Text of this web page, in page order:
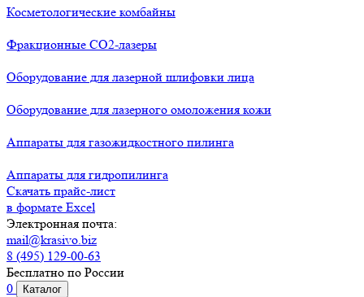
Косметологические комбайны
Фракционные СО2-лазеры
Оборудование для лазерной шлифовки лица
Оборудование для лазерного омоложения кожи
Аппараты для газожидкостного пилинга
Аппараты для гидропилинга
Скачать прайс-лист
в формате Excel
Электронная почта:
mail@krasivo.biz
8 (495) 129-00-63
Бесплатно по России
0
Каталог